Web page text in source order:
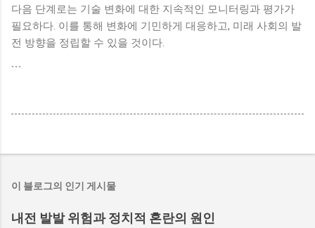
다음 단계로는 기술 변화에 대한 지속적인 모니터링과 평가가
필요하다. 이를 통해 변화에 기민하게 대응하고, 미래 사회의 발
전 방향을 정립할 수 있을 것이다.
```
이 블로그의 인기 게시물
내전 발발 위험과 정치적 혼란의 원인